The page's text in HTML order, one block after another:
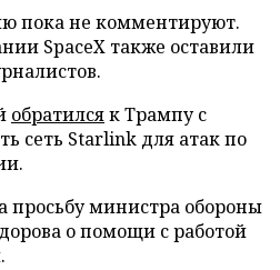
пока не комментируют.
SpaceX также оставили
обратилсяк Трампу с
сеть Starlink для атак по
просьбу министра обороны
о помощи с работой